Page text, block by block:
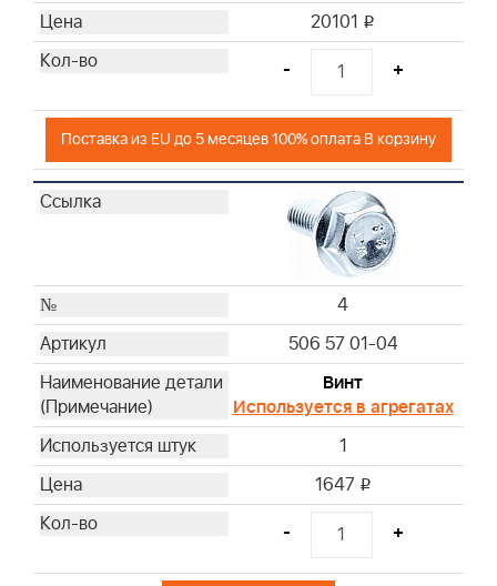
20101 i
- +
Поставка из EU до 5 месяцев 100% оплата В корзину
4
506 57 01-04
Винт
Используется в агрегатах
1
1647 i
- +